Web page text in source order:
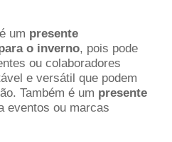
um presente
o inverno, pois pode
ou colaboradores
e versátil que podem
Também é um presente
eventos ou marcas